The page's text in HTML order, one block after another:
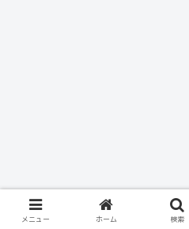
メニュー ホーム 検索